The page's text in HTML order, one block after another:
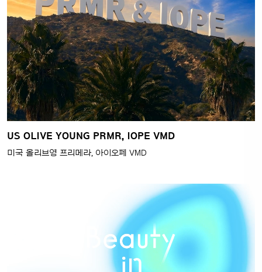
US OLIVE YOUNG PRMR, IOPE VMD
미국 올리브영 프리메라, 아이오페 VMD